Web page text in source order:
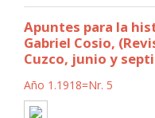
Apuntes para la
Gabriel Cosio,
Cuzco, junio y
Año 1.1918=Nr. 5